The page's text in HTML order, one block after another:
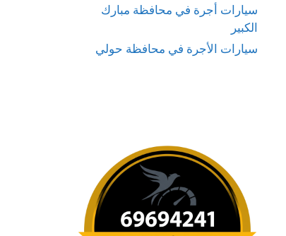
سيارات أجرة في محافظة مبارك
الكبير
سيارات الأجرة في محافظة حولي